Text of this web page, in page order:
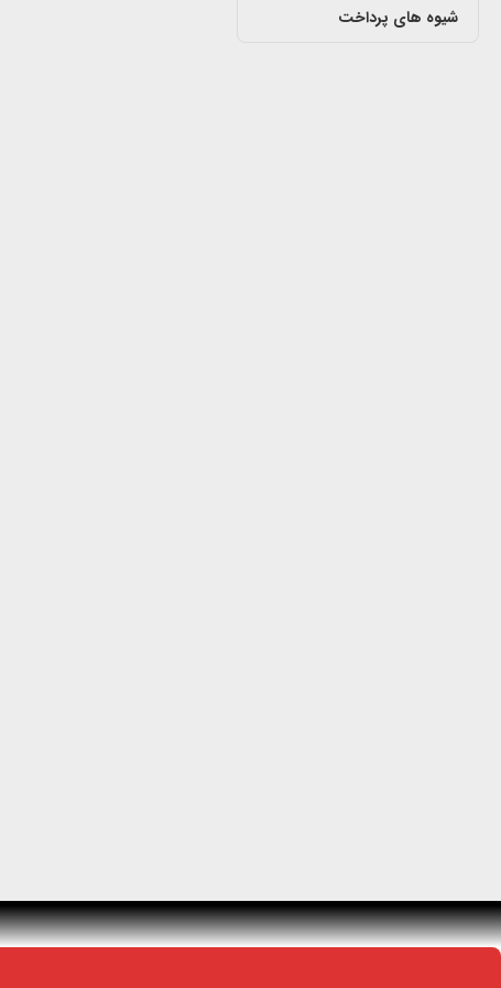
شیوه های پرداخت